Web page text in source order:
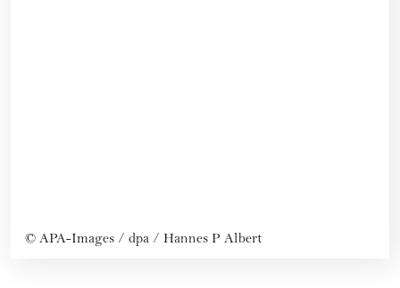
© APA-Images / dpa / Hannes P Albert